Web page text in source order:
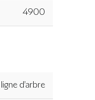
4900
ligne d’arbre